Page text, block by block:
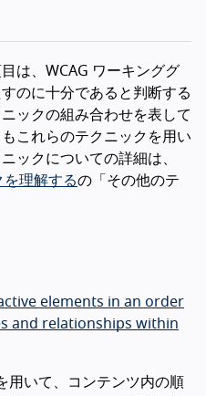
は、WCAG ワーキンググ
のに十分であると判断する
ックの組み合わせを表して
これらのテクニックを用い
ックについての詳細は、
を理解するの「その他のテ
elements in an order
and relationships within
用いて、コンテンツ内の順